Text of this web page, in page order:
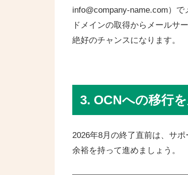
info@company-name.com）
ドメインの取得からメールサ
絶好のチャンスになります。
3. OCNへの移行
2026年8月の終了直前は、サ
余裕を持って進めましょう。